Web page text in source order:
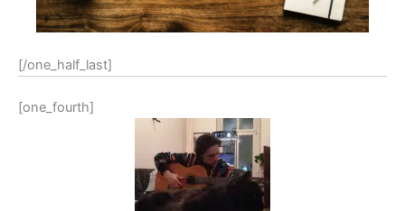
[/one_half_last]
[one_fourth]